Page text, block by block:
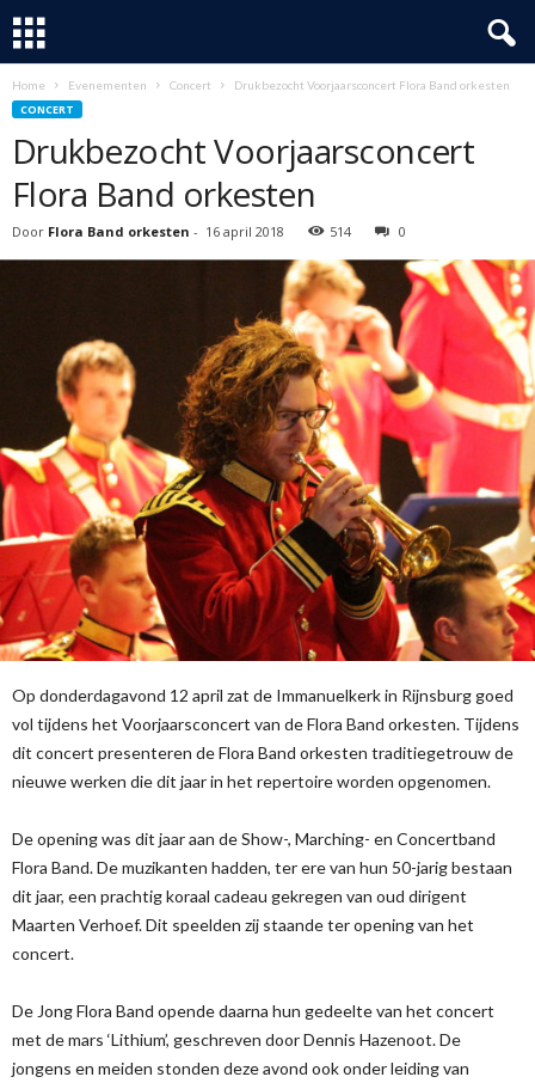
Home Evenementen Concert Drukbezocht Voorjaarsconcert Flora Band orkesten
CONCERT
Drukbezocht Voorjaarsconcert
Flora Band orkesten
Door Flora Band orkesten - 16 april 2018 514 0
Op donderdagavond 12 april zat de Immanuelkerk in Rijnsburg goed
vol tijdens het Voorjaarsconcert van de Flora Band orkesten. Tijdens
dit concert presenteren de Flora Band orkesten traditiegetrouw de
nieuwe werken die dit jaar in het repertoire worden opgenomen.
De opening was dit jaar aan de Show-, Marching- en Concertband
Flora Band. De muzikanten hadden, ter ere van hun 50-jarig bestaan
dit jaar, een prachtig koraal cadeau gekregen van oud dirigent
Maarten Verhoef. Dit speelden zij staande ter opening van het
concert.
De Jong Flora Band opende daarna hun gedeelte van het concert
met de mars ‘Lithium’, geschreven door Dennis Hazenoot. De
jongens en meiden stonden deze avond ook onder leiding van